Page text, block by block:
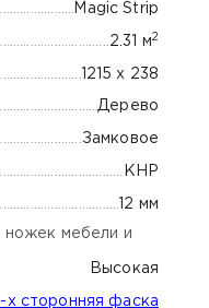
Magic Strip
2.31 м2
1215 х 238
Дерево
Замковое
КНР
12 мм
ножек мебели и
Высокая
х сторонняя фаска